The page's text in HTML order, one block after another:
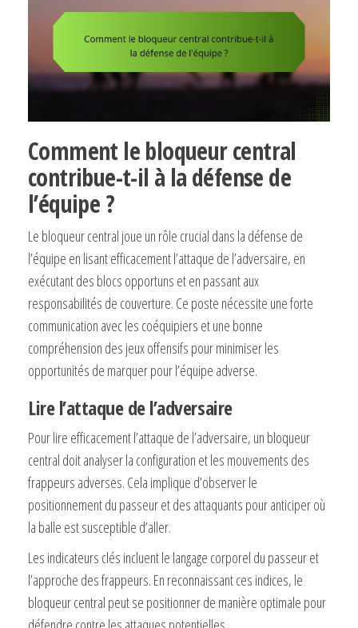
Comment le bloqueur central
contribue-t-il à la défense de
l’équipe ?
Le bloqueur central joue un rôle crucial dans la défense de
l’équipe en lisant efficacement l’attaque de l’adversaire, en
exécutant des blocs opportuns et en passant aux
responsabilités de couverture. Ce poste nécessite une forte
communication avec les coéquipiers et une bonne
compréhension des jeux offensifs pour minimiser les
opportunités de marquer pour l’équipe adverse.
Lire l’attaque de l’adversaire
Pour lire efficacement l’attaque de l’adversaire, un bloqueur
central doit analyser la configuration et les mouvements des
frappeurs adverses. Cela implique d’observer le
positionnement du passeur et des attaquants pour anticiper où
la balle est susceptible d’aller.
Les indicateurs clés incluent le langage corporel du passeur et
l’approche des frappeurs. En reconnaissant ces indices, le
bloqueur central peut se positionner de manière optimale pour